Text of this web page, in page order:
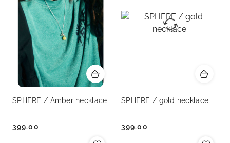
SPHERE / Amber necklace
Cena:
399.00
SPHERE / gold necklace
Cena:
399.00